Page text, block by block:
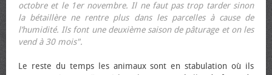
octobre et le 1er novembre. Il ne faut pas trop tarder sinon
la bétaillère ne rentre plus dans les parcelles à cause de
l’humidité. Ils font une deuxième saison de pâturage et on les
vend à 30 mois".
Le reste du temps les animaux sont en stabulation où ils